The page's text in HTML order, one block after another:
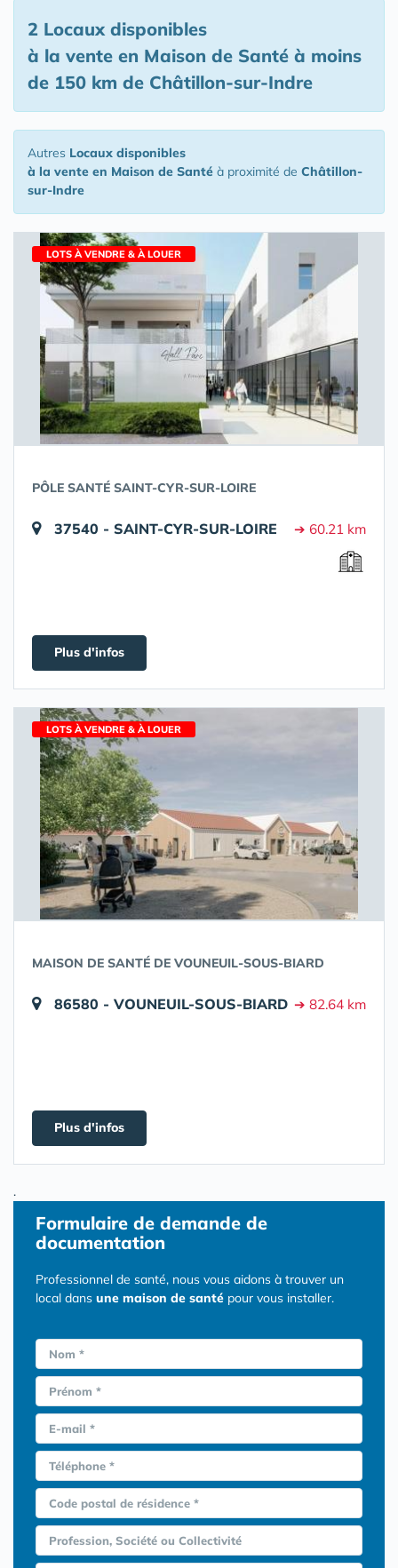
2 Locaux disponibles
à la vente en Maison de Santé à moins
de 150 km de Châtillon-sur-Indre
Autres Locaux disponibles
à la vente en Maison de Santé à proximité de Châtillon-
sur-Indre
LOTS À VENDRE & À LOUER
PÔLE SANTÉ SAINT-CYR-SUR-LOIRE
37540 - SAINT-CYR-SUR-LOIRE ➔ 60.21 km
Plus d'infos
LOTS À VENDRE & À LOUER
MAISON DE SANTÉ DE VOUNEUIL-SOUS-BIARD
86580 - VOUNEUIL-SOUS-BIARD ➔ 82.64 km
Plus d'infos
.
Formulaire de demande de
documentation
Professionnel de santé, nous vous aidons à trouver un
local dans une maison de santé pour vous installer.
Nom *
Prénom *
E-mail *
Téléphone *
Code postal de résidence *
Profession, Société ou Collectivité